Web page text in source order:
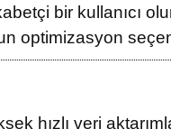
bir kullanıcı
optimizasyon
hızlı veri